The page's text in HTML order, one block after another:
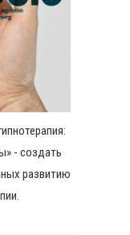
- создать
развитию